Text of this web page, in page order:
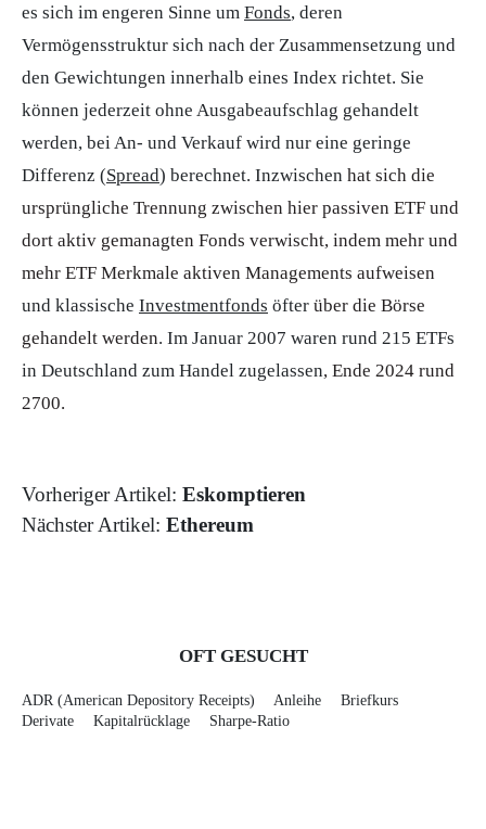
es sich im engeren Sinne um Fonds, deren
Vermögensstruktur sich nach der Zusammensetzung und
den Gewichtungen innerhalb eines Index richtet. Sie
können jederzeit ohne Ausgabeaufschlag gehandelt
werden, bei An- und Verkauf wird nur eine geringe
Differenz (Spread) berechnet. Inzwischen hat sich die
ursprüngliche Trennung zwischen hier passiven ETF und
dort aktiv gemanagten Fonds verwischt, indem mehr und
mehr ETF Merkmale aktiven Managements aufweisen
und klassische Investmentfonds öfter über die Börse
gehandelt werden. Im Januar 2007 waren rund 215 ETFs
in Deutschland zum Handel zugelassen, Ende 2024 rund
2700.
Vorheriger Artikel: Eskomptieren
Nächster Artikel: Ethereum
OFT GESUCHT
ADR (American Depository Receipts) Anleihe
Briefkurs
Derivate
Kapitalrücklage Sharpe-Ratio